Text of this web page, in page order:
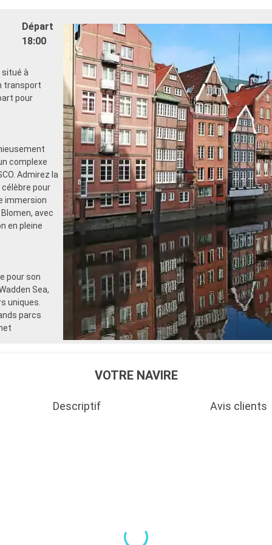
Départ
18:00
situé à
transport
pour
complexe
Admirez la
pour
immersion
avec
en pleine
pour son
Sea,
uniques.
parcs
VOTRE NAVIRE
Descriptif Avis clients